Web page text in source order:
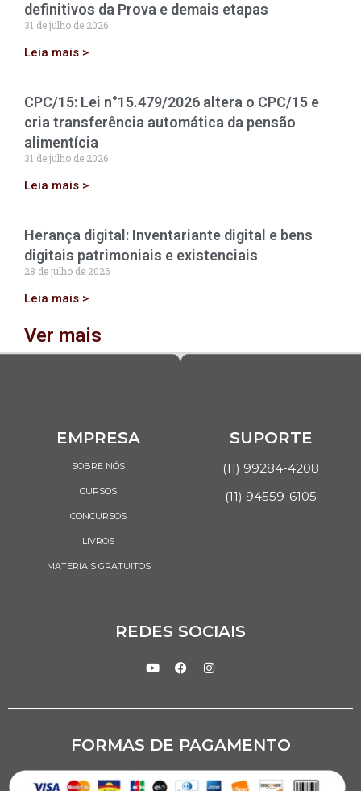
definitivos da Prova e demais etapas
31 de julho de 2026
Leia mais >
CPC/15: Lei n°15.479/2026 altera o CPC/15 e
cria transferência automática da pensão
alimentícia
31 de julho de 2026
Leia mais >
Herança digital: Inventariante digital e bens
digitais patrimoniais e existenciais
28 de julho de 2026
Leia mais >
Ver mais
EMPRESA
SOBRE NÓS
CURSOS
CONCURSOS
LIVROS
MATERIAIS GRATUITOS
SUPORTE
(11) 99284-4208
(11) 94559-6105
REDES SOCIAIS
FORMAS DE PAGAMENTO